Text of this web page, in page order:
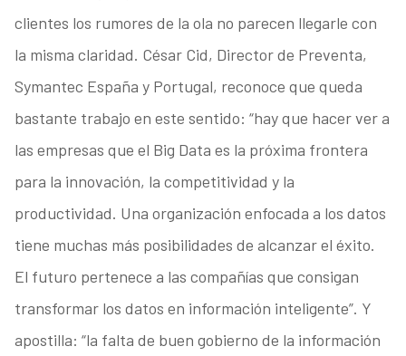
clientes los rumores de la ola no parecen llegarle con
la misma claridad. César Cid, Director de Preventa,
Symantec España y Portugal, reconoce que queda
bastante trabajo en este sentido: “hay que hacer ver a
las empresas que el Big Data es la próxima frontera
para la innovación, la competitividad y la
productividad. Una organización enfocada a los datos
tiene muchas más posibilidades de alcanzar el éxito.
El futuro pertenece a las compañías que consigan
transformar los datos en información inteligente”. Y
apostilla: “la falta de buen gobierno de la información